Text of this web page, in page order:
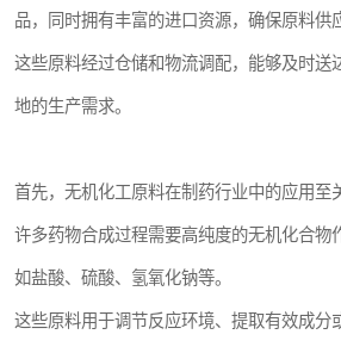
品，同时拥有丰富的进口资源，确保原料供
这些原料经过仓储和物流调配，能够及时送
地的生产需求。
首先，无机化工原料在制药行业中的应用至
许多药物合成过程需要高纯度的无机化合物
如盐酸、硫酸、氢氧化钠等。
这些原料用于调节反应环境、提取有效成分